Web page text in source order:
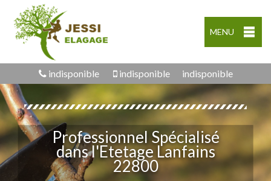
MENU
indisponible indisponible indisponible
Professionnel Spécialisé
dans l'Etetage Lanfains
22800